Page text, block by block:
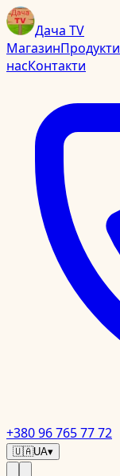
Дача TV
МагазинПродукти
насКонтакти
+380 96 765 77 72
🇺🇦UA▾